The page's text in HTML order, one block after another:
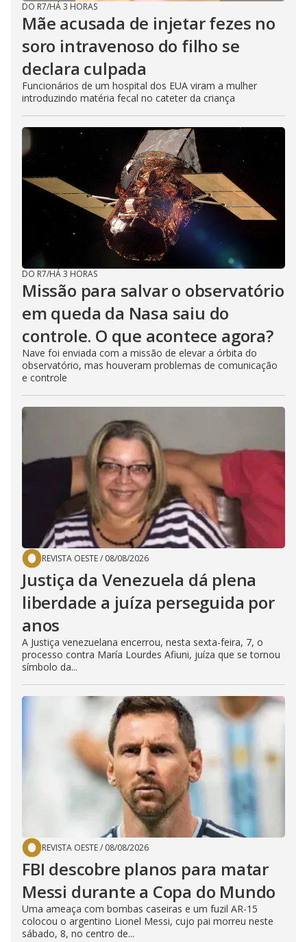
DO R7/HÁ 3 HORAS
Mãe acusada de injetar fezes no
soro intravenoso do filho se
declara culpada
Funcionários de um hospital dos EUA viram a mulher
introduzindo matéria fecal no cateter da criança
DO R7/HÁ 3 HORAS
Missão para salvar o observatório
em queda da Nasa saiu do
controle. O que acontece agora?
Nave foi enviada com a missão de elevar a órbita do
observatório, mas houveram problemas de comunicação
e controle
REVISTA OESTE/ 08/08/2026
Justiça da Venezuela dá plena
liberdade a juíza perseguida por
anos
A Justiça venezuelana encerrou, nesta sexta-feira, 7, o
processo contra María Lourdes Afiuni, juíza que se tornou
símbolo da...
REVISTA OESTE/ 08/08/2026
FBI descobre planos para matar
Messi durante a Copa do Mundo
Uma ameaça com bombas caseiras e um fuzil AR-15
colocou o argentino Lionel Messi, cujo pai morreu neste
sábado, 8, no centro de...